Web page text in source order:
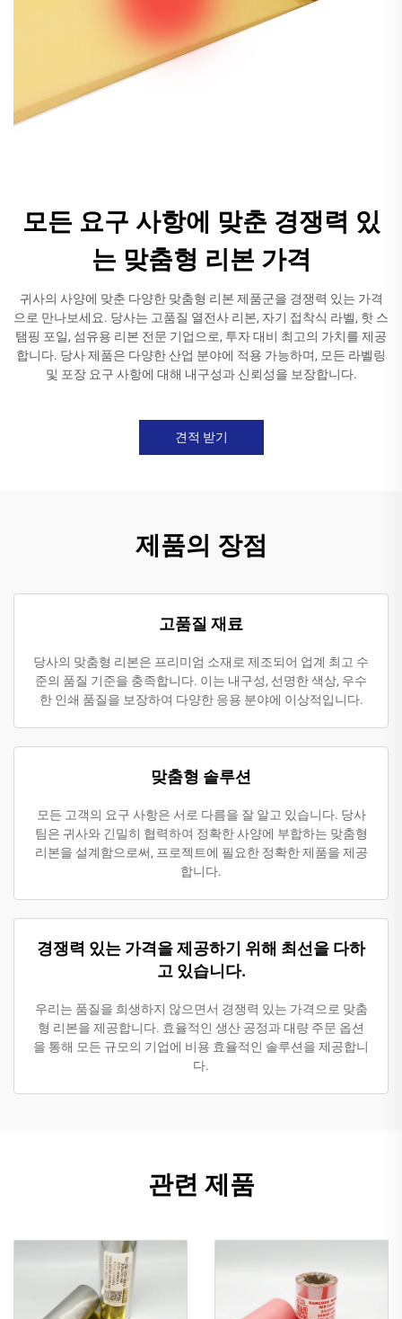
모든 요구 사항에 맞춘 경쟁력 있
는 맞춤형 리본 가격
귀사의 사양에 맞춘 다양한 맞춤형 리본 제품군을 경쟁력 있는 가격
으로 만나보세요. 당사는 고품질 열전사 리본, 자기 접착식 라벨, 핫 스
탬핑 포일, 섬유용 리본 전문 기업으로, 투자 대비 최고의 가치를 제공
합니다. 당사 제품은 다양한 산업 분야에 적용 가능하며, 모든 라벨링
및 포장 요구 사항에 대해 내구성과 신뢰성을 보장합니다.
견적 받기
제품의 장점
고품질 재료
당사의 맞춤형 리본은 프리미엄 소재로 제조되어 업계 최고 수
준의 품질 기준을 충족합니다. 이는 내구성, 선명한 색상, 우수
한 인쇄 품질을 보장하여 다양한 응용 분야에 이상적입니다.
맞춤형 솔루션
모든 고객의 요구 사항은 서로 다름을 잘 알고 있습니다. 당사
팀은 귀사와 긴밀히 협력하여 정확한 사양에 부합하는 맞춤형
리본을 설계함으로써, 프로젝트에 필요한 정확한 제품을 제공
합니다.
경쟁력 있는 가격을 제공하기 위해 최선을 다하
고 있습니다.
우리는 품질을 희생하지 않으면서 경쟁력 있는 가격으로 맞춤
형 리본을 제공합니다. 효율적인 생산 공정과 대량 주문 옵션
을 통해 모든 규모의 기업에 비용 효율적인 솔루션을 제공합니
다.
관련 제품